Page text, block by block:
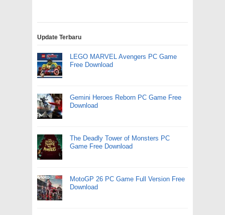
Update Terbaru
LEGO MARVEL Avengers PC Game
Free Download
Gemini Heroes Reborn PC Game Free
Download
The Deadly Tower of Monsters PC
Game Free Download
MotoGP 26 PC Game Full Version Free
Download